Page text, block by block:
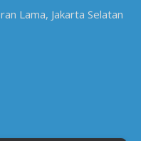
Lama, Jakarta Selatan